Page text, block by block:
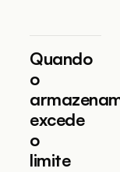
Quando
o
excede
o
limite